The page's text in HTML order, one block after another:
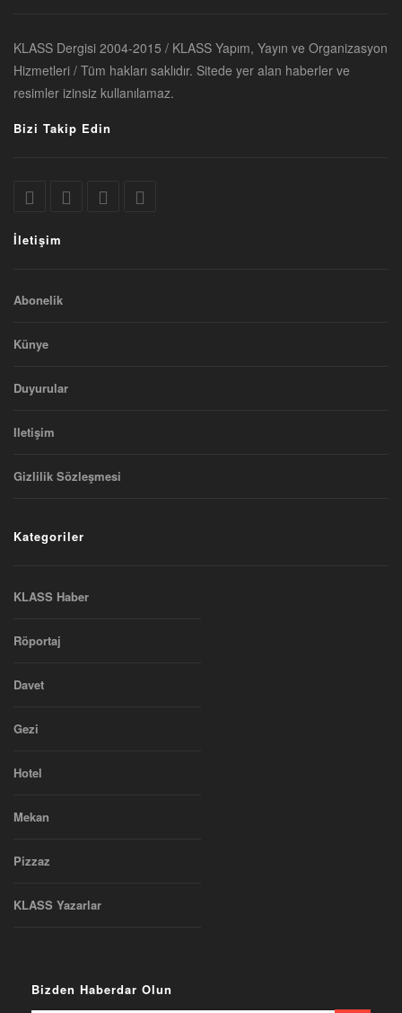
KLASS Dergisi 2004-2015 / KLASS Yapım, Yayın ve Organizasyon
Hizmetleri / Tüm hakları saklıdır. Sitede yer alan haberler ve
resimler izinsiz kullanılamaz.
Bizi Takip Edin
İletişim
Abonelik
Künye
Duyurular
Iletişim
Gizlilik Sözleşmesi
Kategoriler
KLASS Haber
Röportaj
Davet
Gezi
Hotel
Mekan
Pizzaz
KLASS Yazarlar
Bizden Haberdar Olun